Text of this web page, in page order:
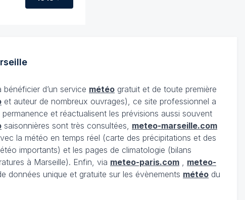
d’un service météo gratuit et de toute première
et auteur de nombreux ouvrages), ce site professionnel a
permanence et réactualisent les prévisions aussi souvent
saisonnières sont très consultées, meteo-marseille.com
la météo en temps réel (carte des précipitations et des
importants) et les pages de climatologie (bilans
à Marseille). Enfin, via meteo-paris.com , meteo-
données unique et gratuite sur les évènements météo du